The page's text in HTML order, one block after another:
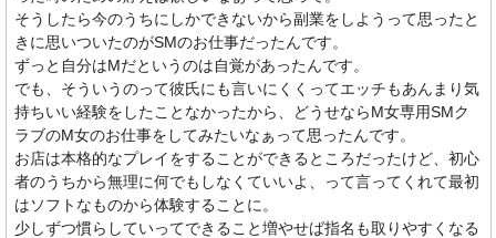
そうしたら今のうちにしかできないから副業をしようって思ったと
きに思いついたのがSMのお仕事だったんです。
ずっと自分はMだというのは自覚があったんです。
でも、そういうのって彼氏にも言いにくくってエッチもあんまり気
持ちいい経験をしたことなかったから、どうせならM女専用SMク
ラブのM女のお仕事をしてみたいなぁって思ったんです。
お店は本格的なプレイをすることができるところだったけど、初心
者のうちから無理に何でもしなくていいよ、って言ってくれて最初
はソフトなものから体験することに。
少しずつ慣らしていってできること増やせば指名も取りやすくなる